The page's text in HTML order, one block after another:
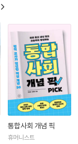
통합사회 개념 픽
휴머니스트